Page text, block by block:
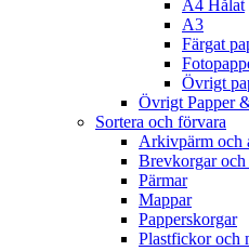
A4 Hålat
A3
Färgat
Övrigt
Övrigt Papper
Sortera och förvara
Arkivpärm och
Brevkorgar
Pärmar
Mappar
Papperskorgar
Plastfickor och